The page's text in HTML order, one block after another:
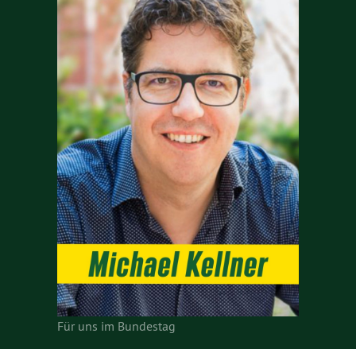
Für uns im Bundestag